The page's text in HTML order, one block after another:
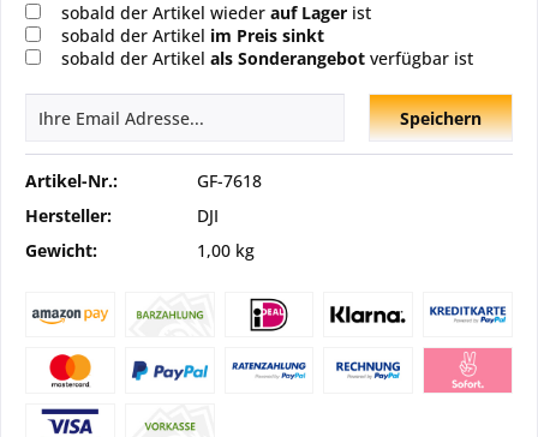
sobald der Artikel wieder auf Lager ist
sobald der Artikel im Preis sinkt
sobald der Artikel als Sonderangebot verfügbar ist
Speichern
Artikel-Nr.:
GF-7618
Hersteller:
DJI
Gewicht:
1,00 kg